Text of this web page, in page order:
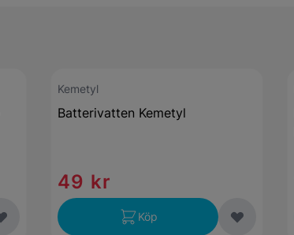
Kemetyl
Batterivatten Kemetyl
49 kr
Köp